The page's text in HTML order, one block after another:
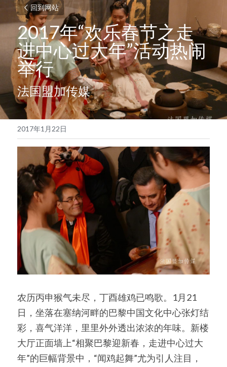
回到网站
2017年“欢乐春节之走
进中心过大年”活动热闹
举行
法国盟加传媒
2017年1月22日
农历丙申猴气未尽，丁酉雄鸡已鸣歌。1月21
日，坐落在塞纳河畔的巴黎中国文化中心张灯结
彩，喜气洋洋，里里外外透出浓浓的年味。新楼
大厅正面墙上“相聚巴黎迎新春，走进中心过大
年”的巨幅背景中，“闻鸡起舞”尤为引人注目，